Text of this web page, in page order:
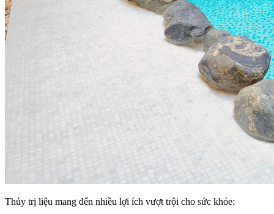
Thủy trị liệu mang đến nhiều lợi ích vượt trội cho sức khỏe: